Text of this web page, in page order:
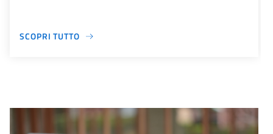
SCOPRI TUTTO